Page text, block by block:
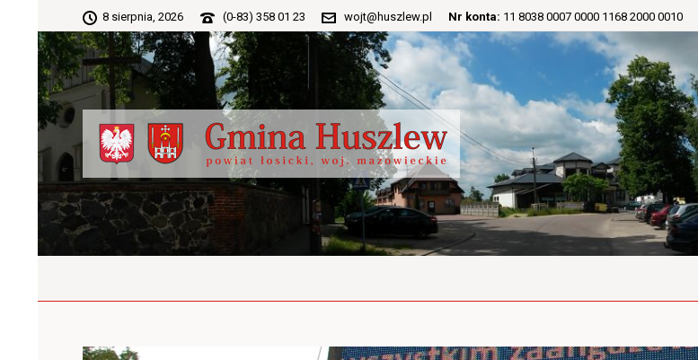
8 sierpnia, 2026 (0-83) 358 01 23 wojt@huszlew.pl Nr konta: 11 8038 0007 0000 1168 2000 0010